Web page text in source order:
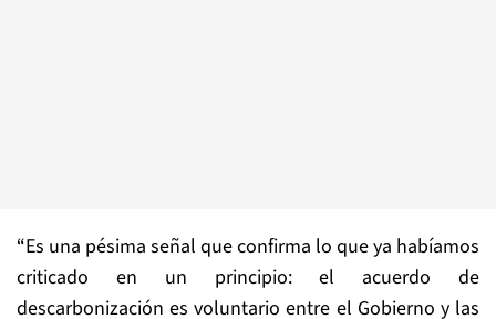
“Es una pésima señal que confirma lo que ya habíamos
criticado en un principio: el acuerdo de
descarbonización es voluntario entre el Gobierno y las